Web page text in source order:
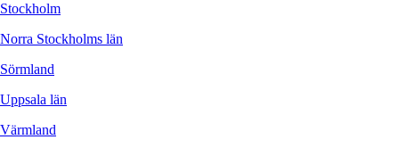
Stockholm
Norra Stockholms län
Sörmland
Uppsala län
Värmland